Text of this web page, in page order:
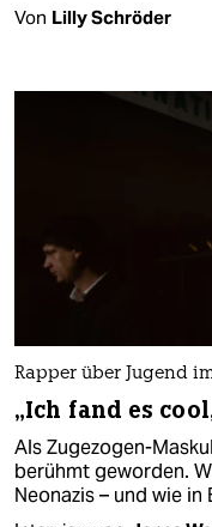
Von Lilly Schröder
Rapper über Jugend
„Ich fand es
Als Zugezogen-
berühmt geworden.
Neonazis – und wie